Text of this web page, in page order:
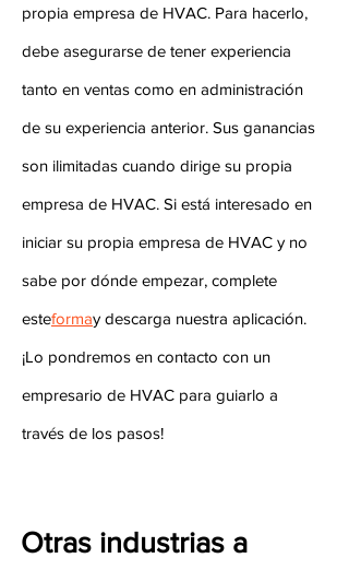
propia empresa de HVAC. Para hacerlo,
debe asegurarse de tener experiencia
tanto en ventas como en administración
de su experiencia anterior. Sus ganancias
son ilimitadas cuando dirige su propia
empresa de HVAC. Si está interesado en
iniciar su propia empresa de HVAC y no
sabe por dónde empezar, complete
esteformay descarga nuestra aplicación.
¡Lo pondremos en contacto con un
empresario de HVAC para guiarlo a
través de los pasos!
Otras industrias a